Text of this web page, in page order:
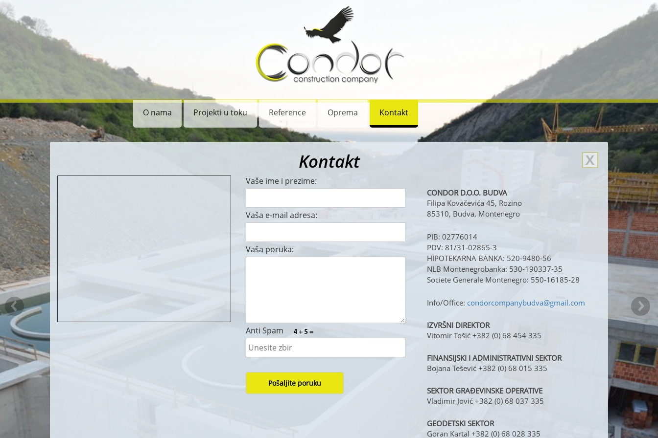
O nama Projekti u toku Reference Oprema Kontakt
Kontakt
Vaše ime i prezime:
Vaša e-mail adresa:
Vaša poruka:
Anti Spam
CONDOR D.O.O. BUDVA
Filipa Kovačevića 45, Rozino
85310, Budva, Montenegro
PIB: 02776014
PDV: 81/31-02865-3
HIPOTEKARNA BANKA: 520-9480-56
NLB Montenegrobanka: 530-190337-35
Societe Generale Montenegro: 550-16185-28
Info/Office: condorcompanybudva@gmail.com
IZVRŠNI DIREKTOR
Vitomir Tošić +382 (0) 68 454 335
FINANSIJSKI I ADMINISTRATIVNI SEKTOR
Bojana Tešević +382 (0) 68 015 335
SEKTOR GRAĐEVINSKE OPERATIVE
Vladimir Jović +382 (0) 68 037 335
GEODETSKI SEKTOR
Goran Kartal +382 (0) 68 028 335